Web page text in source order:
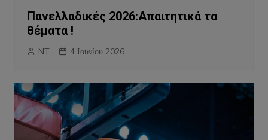
Πανελλαδικές 2026:Απαιτητικά τα
θέματα !
NT 4 Ιουνίου 2026